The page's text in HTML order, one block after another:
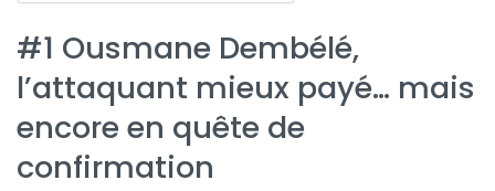
#1 Ousmane Dembélé,
l’attaquant mieux payé… mais
encore en quête de
confirmation